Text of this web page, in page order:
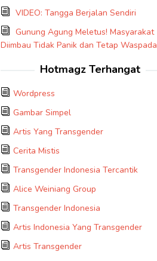
VIDEO: Tangga Berjalan Sendiri
Gunung Agung Meletus! Masyarakat
Diimbau Tidak Panik dan Tetap Waspada
Hotmagz Terhangat
Wordpress
Gambar Simpel
Artis Yang Transgender
Cerita Mistis
Transgender Indonesia Tercantik
Alice Weiniang Group
Transgender Indonesia
Artis Indonesia Yang Transgender
Artis Transgender